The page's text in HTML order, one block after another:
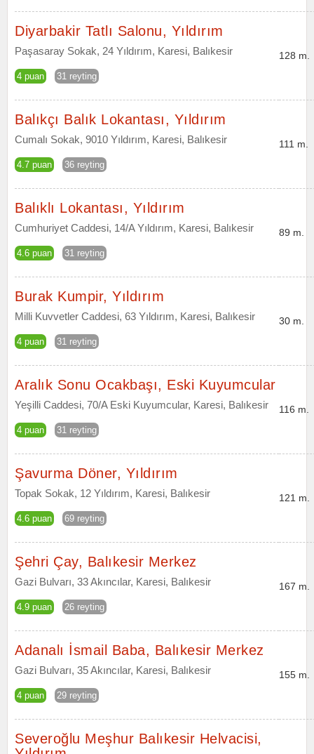
Diyarbakir Tatlı Salonu, Yıldırım
Paşasaray Sokak, 24 Yıldırım, Karesi, Balıkesir
4 puan 31 reyting
128 m.
Balıkçı Balık Lokantası, Yıldırım
Cumalı Sokak, 9010 Yıldırım, Karesi, Balıkesir
4.7 puan 36 reyting
111 m.
Balıklı Lokantası, Yıldırım
Cumhuriyet Caddesi, 14/A Yıldırım, Karesi, Balıkesir
4.6 puan 31 reyting
89 m.
Burak Kumpir, Yıldırım
Milli Kuvvetler Caddesi, 63 Yıldırım, Karesi, Balıkesir
4 puan 31 reyting
30 m.
Aralık Sonu Ocakbaşı, Eski Kuyumcular
Yeşilli Caddesi, 70/A Eski Kuyumcular, Karesi, Balıkesir
4 puan 31 reyting
116 m.
Şavurma Döner, Yıldırım
Topak Sokak, 12 Yıldırım, Karesi, Balıkesir
4.6 puan 69 reyting
121 m.
Şehri Çay, Balıkesir Merkez
Gazi Bulvarı, 33 Akıncılar, Karesi, Balıkesir
4.9 puan 26 reyting
167 m.
Adanalı İsmail Baba, Balıkesir Merkez
Gazi Bulvarı, 35 Akıncılar, Karesi, Balıkesir
4 puan 29 reyting
155 m.
Severoğlu Meşhur Balıkesir Helvacisi,